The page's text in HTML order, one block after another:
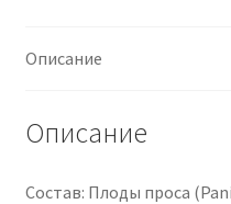
Описание
Описание
Состав: Плоды проса